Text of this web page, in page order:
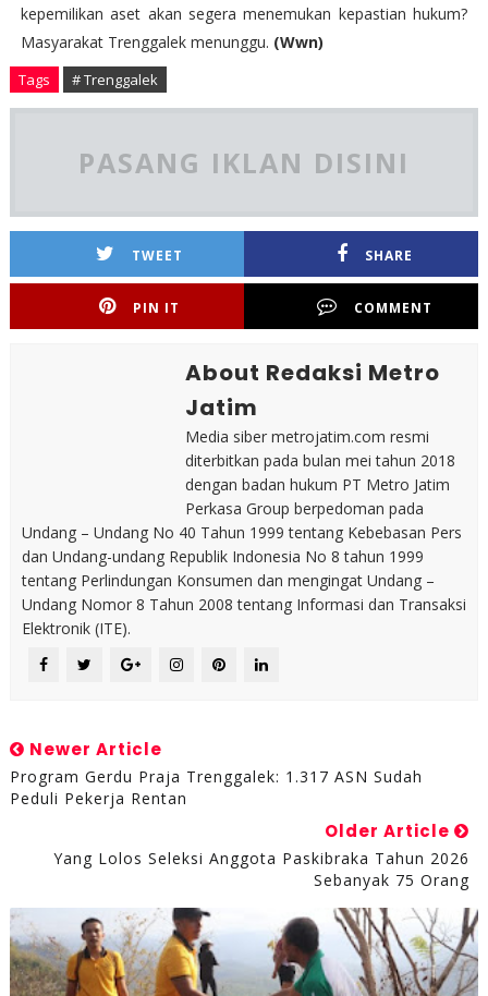
kepemilikan aset akan segera menemukan kepastian hukum?
Masyarakat Trenggalek menunggu. (Wwn)
Tags # Trenggalek
PASANG IKLAN DISINI
TWEET SHARE
PIN IT COMMENT
About Redaksi Metro
Jatim
Media siber metrojatim.com resmi
diterbitkan pada bulan mei tahun 2018
dengan badan hukum PT Metro Jatim
Perkasa Group berpedoman pada
Undang – Undang No 40 Tahun 1999 tentang Kebebasan Pers
dan Undang-undang Republik Indonesia No 8 tahun 1999
tentang Perlindungan Konsumen dan mengingat Undang –
Undang Nomor 8 Tahun 2008 tentang Informasi dan Transaksi
Elektronik (ITE).
Newer Article
Program Gerdu Praja Trenggalek: 1.317 ASN Sudah
Peduli Pekerja Rentan
Older Article
Yang Lolos Seleksi Anggota Paskibraka Tahun 2026
Sebanyak 75 Orang